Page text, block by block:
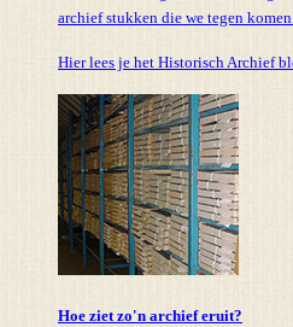
archief stukken die we tegen komen.
Hier lees je het Historisch Archief
Hoe ziet zo'n archief eruit?